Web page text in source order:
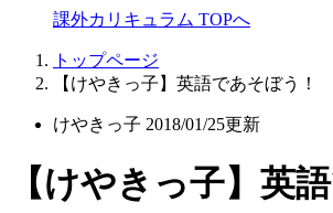
課外カリキュラム TOPへ
トップページ
【けやきっ子】英語であそぼう！
けやきっ子 2018/01/25更新
【けやきっ子】英